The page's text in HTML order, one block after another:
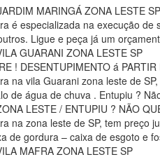
MARINGÁ ZONA LESTE
é especializada na execução
Ligue e peça já um
GUARANI ZONA LESTE SP
! DESENTUPIMENTO á
na vila Guarani zona leste de
de água de chuva . Entupiu ?
LESTE / ENTUPIU ? NÃO
na zona leste de SP, tem preço
de gordura – caixa de esgoto e
MAFRA ZONA LESTE SP